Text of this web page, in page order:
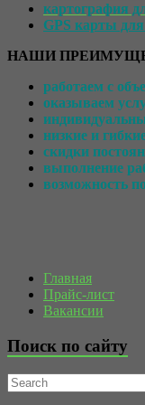
картография
GPS карты
НАШИ
работаем с
оказываем
низкие и
скидки
выполнение
возможность
Главная
Прайс-лист
Вакансии
Поиск по сайту